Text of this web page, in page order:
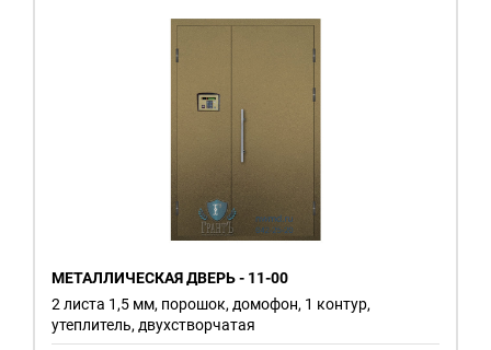
МЕТАЛЛИЧЕСКАЯ ДВЕРЬ - 11-00
2 листа 1,5 мм, порошок, домофон, 1 контур,
утеплитель, двухстворчатая